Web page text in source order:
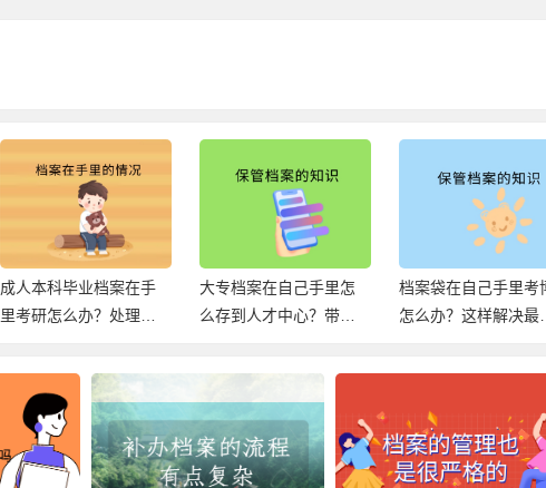
成人本科毕业档案在手
里考研怎么办？处理方
大专档案在自己手里怎
么存到人才中心？带你
档案袋在自己手里考
怎么办？这样解决最